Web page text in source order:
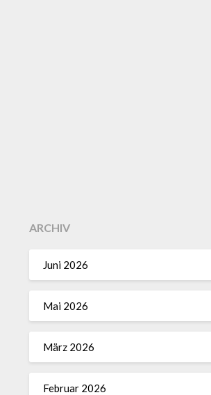
ARCHIV
Juni 2026
Mai 2026
März 2026
Februar 2026